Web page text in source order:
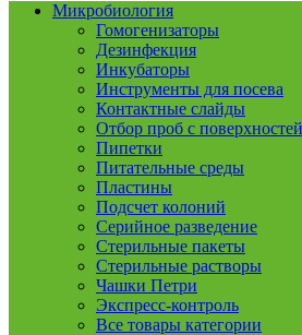
Микробиология
Гомогенизаторы
Дезинфекция
Инкубаторы
Инструменты для посева
Контактные слайды
Отбор проб с поверхностей
Пипетки
Питательные среды
Пластины
Подсчет колоний
Серийное разведение
Стерильные пакеты
Стерильные растворы
Чашки Петри
Экспресс-контроль
Все товары категории